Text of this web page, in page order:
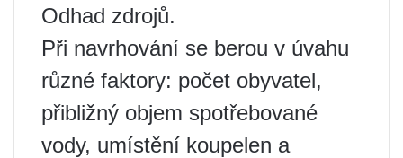
Odhad zdrojů.
Při navrhování se berou v úvahu
různé faktory: počet obyvatel,
přibližný objem spotřebované
vody, umístění koupelen a